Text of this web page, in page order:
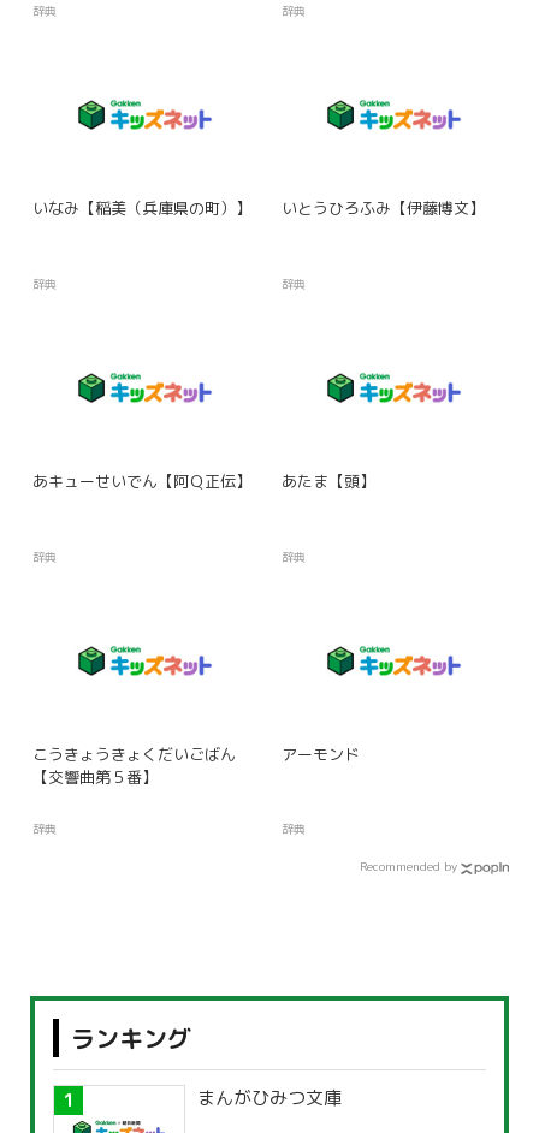
辞典 辞典
いなみ【稲美（兵庫県の町）】
辞典
いとうひろふみ【伊藤博文】
辞典
あキューせいでん【阿Ｑ正伝】
辞典
あたま【頭】
辞典
こうきょうきょくだいごばん
【交響曲第５番】
辞典
アーモンド
辞典
Recommended by
ランキング
まんがひみつ文庫